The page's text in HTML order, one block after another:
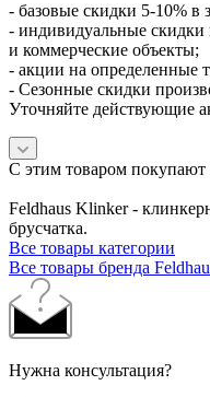
- базовые скидки 5-10% в
- индивидуальные скидки
и коммерческие объекты;
- акции на определенные
- Сезонные скидки
Уточняйте действующие
С этим товаром покупают
Feldhaus Klinker -
брусчатка.
Все товары категории
Все товары бренда
Нужна консультация?